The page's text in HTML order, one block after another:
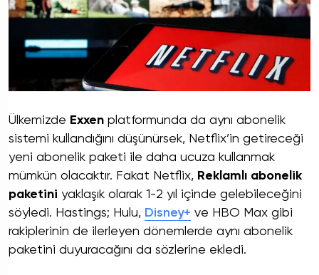
Ülkemizde Exxen platformunda da aynı abonelik
sistemi kullandığını düşünürsek, Netflix’in getireceği
yeni abonelik paketi ile daha ucuza kullanmak
mümkün olacaktır. Fakat Netflix, Reklamlı abonelik
paketini yaklaşık olarak 1-2 yıl içinde gelebileceğini
söyledi. Hastings; Hulu, Disney+ ve HBO Max gibi
rakiplerinin de ilerleyen dönemlerde aynı abonelik
paketini duyuracağını da sözlerine ekledi.